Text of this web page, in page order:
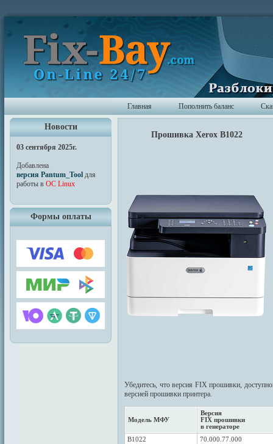
Главная Пополнить баланс
Новости
03 сентября 2025г.
Добавлена
версия Pantum_Tool для
работы в ОС Linux
Формы оплаты
Прошивка Xerox B1022
Убедитесь, что версия FIX прошивки,
версией прошивки принтера.
Модель МФУ
Версия
FIX прошивки
в генераторе
B1022
70.000.77.000